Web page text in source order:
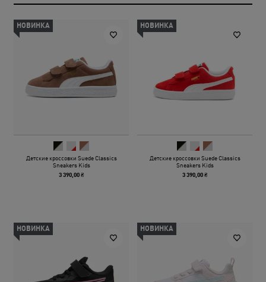
НОВИНКА
Детские кроссовки Suede Classics
Sneakers Kids
3 390,00 ₴
НОВИНКА
Детские кроссовки Suede Classics
Sneakers Kids
3 390,00 ₴
НОВИНКА НОВИНКА